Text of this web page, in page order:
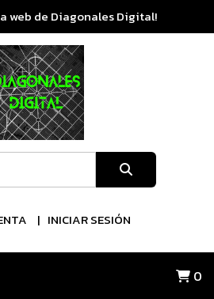
web de Diagonales Digital!
INICIAR SESIÓN
0